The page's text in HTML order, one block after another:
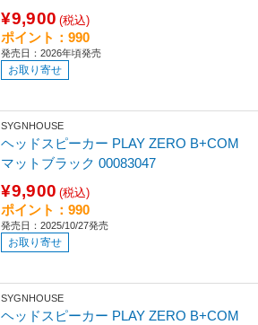
¥9,900 (税込)
ポイント：990
発売日：2026年頃発売
お取り寄せ
SYGNHOUSE
ヘッドスピーカー PLAY ZERO B+COM
マットブラック 00083047
¥9,900 (税込)
ポイント：990
発売日：2025/10/27発売
お取り寄せ
SYGNHOUSE
ヘッドスピーカー PLAY ZERO B+COM